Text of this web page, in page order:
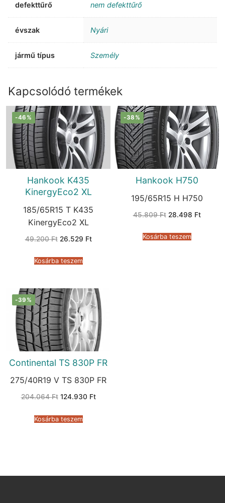
defekttűrő nem defekttűrő
évszak Nyári
jármű típus Személy
Kapcsolódó termékek
-46%
Hankook K435
KinergyEco2 XL
185/65R15 T K435
KinergyEco2 XL
49.200Ft Original
49.200 Ft.
26.529 FtCurrent
Kosárba teszem
-38%
Hankook H750
195/65R15 H H750
45.809Ft Original
45.809 Ft.
28.498 FtCurrent
Kosárba teszem
-39%
Continental TS 830P FR
275/40R19 V TS 830P FR
204.064Ft Original
204.064 Ft.
124.930 FtCurrent
Kosárba teszem